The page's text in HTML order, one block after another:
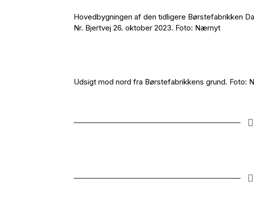
Hovedbygningen af den tidligere Børstefabrikken
Nr. Bjertvej 26. oktober 2023. Foto: Nærnyt
Udsigt mod nord fra Børstefabrikkens grund. Foto: